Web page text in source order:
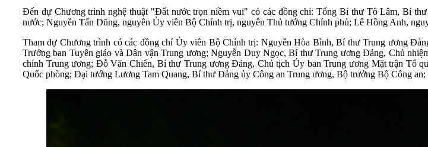
Đến dự Chương trình nghệ thuật "Đất nước trọn niềm vui" có các đồng chí: Tổng Bí thư Tô Lâm, Bí
nước; Nguyễn Tấn Dũng, nguyên Ủy viên Bộ Chính trị, nguyên Thủ tướng Chính phủ; Lê Hồng Anh,
Tham dự Chương trình có các đồng chí Ủy viên Bộ Chính trị: Nguyễn Hòa Bình, Bí thư Trung ương
Trưởng ban Tuyên giáo và Dân vận Trung ương; Nguyễn Duy Ngọc, Bí thư Trung ương Đảng, Chủ
chính Trung ương; Đỗ Văn Chiến, Bí thư Trung ương Đảng, Chủ tịch Ủy ban Trung ương Mặt trận Tổ
Quốc phòng; Đại tướng Lương Tam Quang, Bí thư Đảng ủy Công an Trung ương, Bộ trưởng Bộ Công